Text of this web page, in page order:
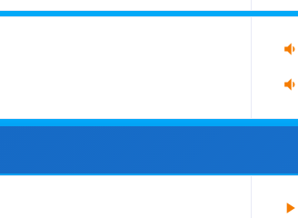
หรือภารกิจของหน่วยงาน
volume_down
volume_down
play_arrow